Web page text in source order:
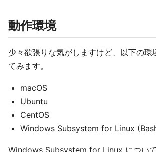
動作環境
少々欲張りな気がしますけど、以下の環
てみます。
macOS
Ubuntu
CentOS
Windows Subsystem for Linux
Windows Subsystem for Linux につい